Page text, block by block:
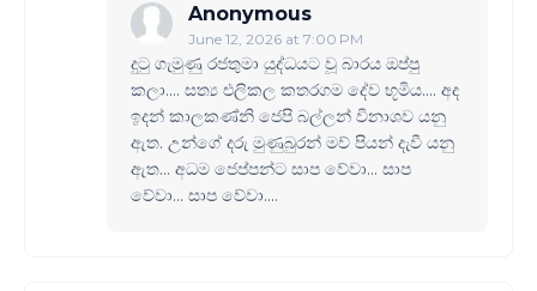
Anonymous
June 12, 2026 at 7:00 PM
දුටු ගැමුණු රජතුමා යුද්ධයට වූ බාරය ඔප්පු
කලා.... සත්‍ය එලිකල කතරගම දේව භූමිය.... අද
ඉදන් කාලකණ්නි ජෙපි බල්ලන් විනාශව යනු
ඇත. උන්ගේ දරු මුණුබුරන් මව් පියන් දැවී යනු
ඇත... අධම ජෙප්පන්ට සාප වේවා... සාප
වේවා... සාප වේවා....